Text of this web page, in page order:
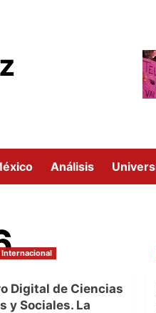
Análisis
Internacional
Digital de Ciencias
y Sociales. La